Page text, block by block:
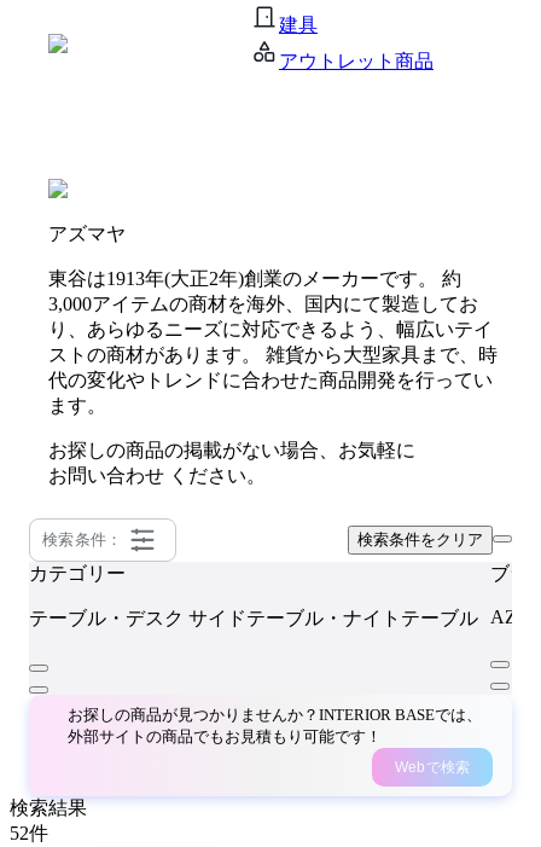
建具
アウトレット商品
アズマヤ
東谷は1913年(大正2年)創業のメーカーです。 約
3,000アイテムの商材を海外、国内にて製造してお
り、あらゆるニーズに対応できるよう、幅広いテイ
ストの商材があります。 雑貨から大型家具まで、時
代の変化やトレンドに合わせた商品開発を行ってい
ます。
お探しの商品の掲載がない場合、お気軽に
お問い合わせ ください。
検索条件： 検索条件をクリア
カテゴリー
テーブル・デスク サイドテーブル・ナイトテーブル
ブラ
お探しの商品が見つかりませんか？INTERIOR BASEでは、
外部サイトの商品でもお見積もり可能です！
Webで検索
検索結果
52件